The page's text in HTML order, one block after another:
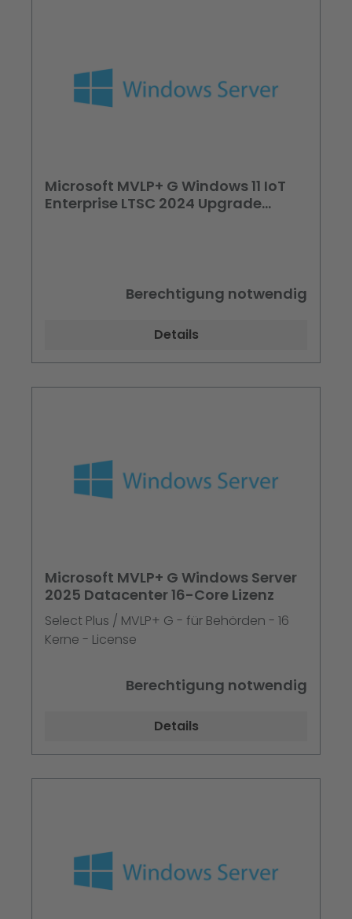
Microsoft MVLP+ G Windows 11 IoT
Enterprise LTSC 2024 Upgrade
Berechtigung notwendig
Details
Microsoft MVLP+ G Windows Server
2025 Datacenter 16-Core Lizenz
Select Plus / MVLP+ G - für Behörden - 16
Kerne - License
Berechtigung notwendig
Details